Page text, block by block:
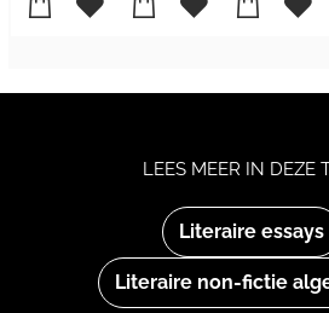
Literaire essays
Literaire non-fictie
LEES MEER IN DEZE